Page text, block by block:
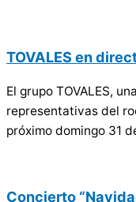
TOVALES en
El grupo TOVALES,
representativas del
próximo domingo 31
Concierto